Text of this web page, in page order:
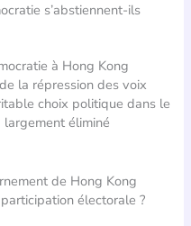
s’abstiennent-ils
à Hong Kong
la répression des voix
choix politique dans le
éliminé
de Hong Kong
électorale ?